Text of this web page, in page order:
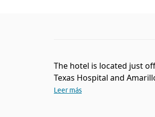
The hotel is located just
Texas Hospital and
Leer más